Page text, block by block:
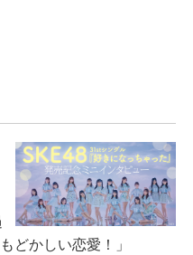
どかしい恋愛！」